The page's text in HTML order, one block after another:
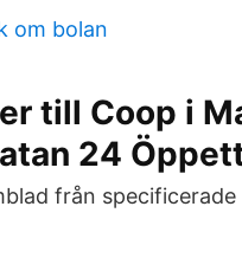
om bolan
till Coop i
24
från specificerade